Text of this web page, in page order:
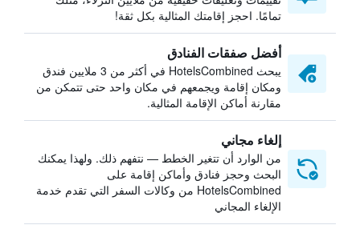
تمامًا. احجز إقامتك المثالية بكل ثقة!
أفضل صفقات الفنادق
يبحث HotelsCombined في أكثر من 3 ملايين فندق
ومكان إقامة ويجمعهم في مكان واحد حتى تتمكن من
مقارنة أماكن الإقامة المثالية.
إلغاء مجاني
من الوارد أن تتغير الخطط — نتفهم ذلك. ولهذا يمكنك
البحث وحجز فنادق وأماكن إقامة على
HotelsCombined من وكالات السفر التي تقدم خدمة
الإلغاء المجاني